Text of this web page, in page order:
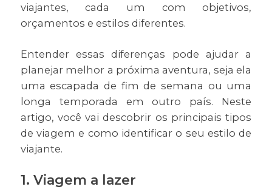
viajantes, cada um com objetivos,
orçamentos e estilos diferentes.
Entender essas diferenças pode ajudar a
planejar melhor a próxima aventura, seja ela
uma escapada de fim de semana ou uma
longa temporada em outro país. Neste
artigo, você vai descobrir os principais tipos
de viagem e como identificar o seu estilo de
viajante.
1. Viagem a lazer